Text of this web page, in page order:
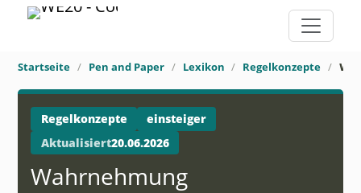
Startseite Pen and Paper Lexikon Regelkonzepte
Regelkonzepte
einsteiger
Aktualisiert20.06.2026
Wahrnehmung